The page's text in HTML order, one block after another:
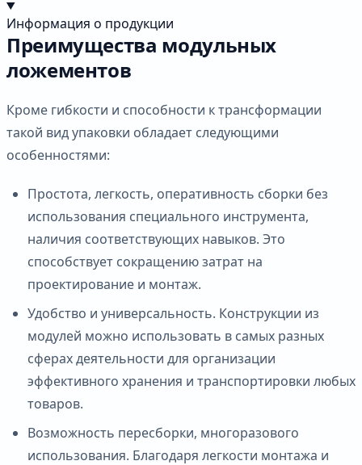
Информация о продукции
Преимущества модульных
ложементов
Кроме гибкости и способности к трансформации
такой вид упаковки обладает следующими
особенностями:
Простота, легкость, оперативность сборки без
использования специального инструмента,
наличия соответствующих навыков. Это
способствует сокращению затрат на
проектирование и монтаж.
Удобство и универсальность. Конструкции из
модулей можно использовать в самых разных
сферах деятельности для организации
эффективного хранения и транспортировки любых
товаров.
Возможность пересборки, многоразового
использования. Благодаря легкости монтажа и